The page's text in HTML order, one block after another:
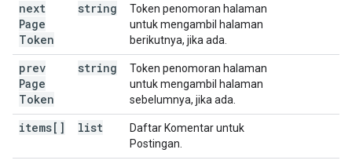
next
Page
Token
string
Token penomoran halaman
untuk mengambil halaman
berikutnya, jika ada.
prev
Page
Token
string
Token penomoran halaman
untuk mengambil halaman
sebelumnya, jika ada.
items[] list
Daftar Komentar untuk
Postingan.